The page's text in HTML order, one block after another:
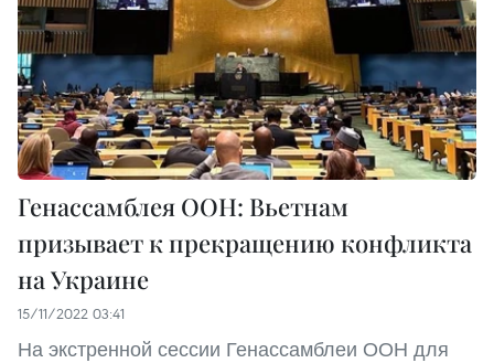
Генассамблея ООН: Вьетнам
призывает к прекращению конфликта
на Украине
15/11/2022 03:41
На экстренной сессии Генассамблеи ООН для